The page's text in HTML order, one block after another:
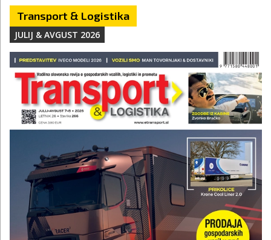
Transport & Logistika
JULIJ & AVGUST 2026